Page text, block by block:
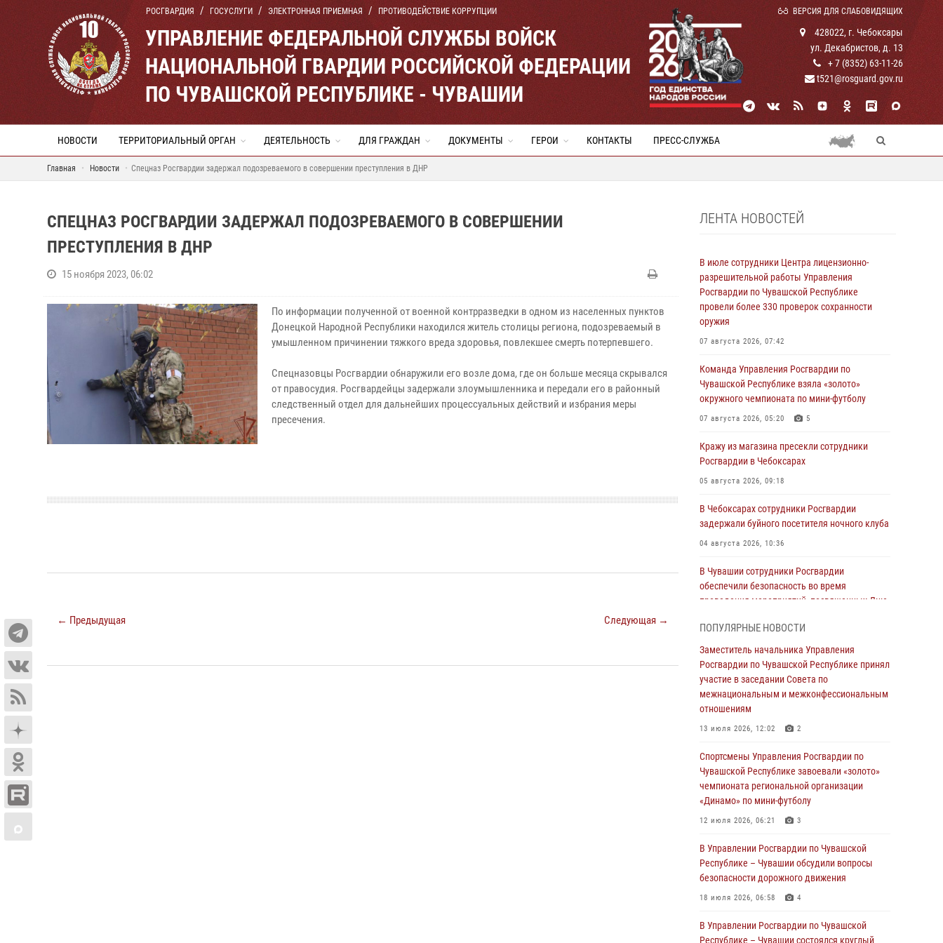
РОСГВАРДИЯ ГОСУСЛУГИ ЭЛЕКТРОННАЯ ПРИЕМНАЯ ПРОТИВОДЕЙСТВИЕ КОРРУПЦИИ ВЕРСИЯ ДЛЯ СЛАБОВИДЯЩИХ
УПРАВЛЕНИЕ ФЕДЕРАЛЬНОЙ СЛУЖБЫ ВОЙСК
НАЦИОНАЛЬНОЙ ГВАРДИИ РОССИЙСКОЙ ФЕДЕРАЦИИ
ПО ЧУВАШСКОЙ РЕСПУБЛИКЕ - ЧУВАШИИ
428022, г. Чебоксары
ул. Декабристов, д. 13
+ 7 (8352) 63-11-26
t521@rosguard.gov.ru
НОВОСТИ ТЕРРИТОРИАЛЬНЫЙ ОРГАН ДЕЯТЕЛЬНОСТЬ ДЛЯ ГРАЖДАН ДОКУМЕНТЫ ГЕРОИ КОНТАКТЫ ПРЕСС-СЛУЖБА
Главная Новости Спецназ Росгвардии задержал подозреваемого в совершении преступления в ДНР
СПЕЦНАЗ РОСГВАРДИИ ЗАДЕРЖАЛ ПОДОЗРЕВАЕМОГО В СОВЕРШЕНИИ
ПРЕСТУПЛЕНИЯ В ДНР
15 ноября 2023, 06:02
По информации полученной от военной контрразведки в одном из населенных пунктов
Донецкой Народной Республики находился житель столицы региона, подозреваемый в
умышленном причинении тяжкого вреда здоровья, повлекшее смерть потерпевшего.
Спецназовцы Росгвардии обнаружили его возле дома, где он больше месяца скрывался
от правосудия. Росгвардейцы задержали злоумышленника и передали его в районный
следственный отдел для дальнейших процессуальных действий и избрания меры
пресечения.
← Предыдущая Следующая →
ЛЕНТА НОВОСТЕЙ
В июле сотрудники Центра лицензионно-
разрешительной работы Управления
Росгвардии по Чувашской Республике
провели более 330 проверок сохранности
оружия
07 августа 2026, 07:42
Команда Управления Росгвардии по
Чувашской Республике взяла «золото»
окружного чемпионата по мини-футболу
07 августа 2026, 05:20 5
Кражу из магазина пресекли сотрудники
Росгвардии в Чебоксарах
05 августа 2026, 09:18
В Чебоксарах сотрудники Росгвардии
задержали буйного посетителя ночного клуба
04 августа 2026, 10:36
В Чувашии сотрудники Росгвардии
обеспечили безопасность во время
проведения мероприятий, посвященных Дню
В июле сотрудники вневедомственной
охраны Росгвардии задержали более 200
граждан, подозреваемых в совершении
правонарушений
03 августа 2026, 08:20
В Росгвардии вспоминают российских
воинов, погибших в Первой мировой войне
1914-1918 годов
01 августа 2026, 07:19
подозреваемого в причинении тяжкого вреда
здоровью
01 августа 2026, 06:12
национальной гвардии Российской
Федерации
ПОПУЛЯРНЫЕ НОВОСТИ
Заместитель начальника Управления
Росгвардии по Чувашской Республике принял
участие в заседании Совета по
межнациональным и межконфессиональным
отношениям
13 июля 2026, 12:02 2
Спортсмены Управления Росгвардии по
Чувашской Республике завоевали «золото»
чемпионата региональной организации
«Динамо» по мини-футболу
12 июля 2026, 06:21 3
В Управлении Росгвардии по Чувашской
Республике – Чувашии обсудили вопросы
безопасности дорожного движения
18 июля 2026, 06:58 4
В Управлении Росгвардии по Чувашской
Республике – Чувашии состоялся круглый